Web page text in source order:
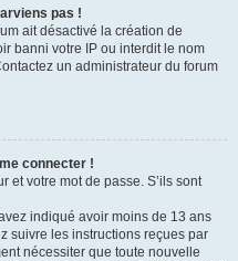
pas !
ait désactivé la création de
banni votre IP ou interdit le nom
un administrateur du forum
connecter !
et votre mot de passe. S’ils sont
indiqué avoir moins de 13 ans
suivre les instructions reçues par
nécessiter que toute nouvelle